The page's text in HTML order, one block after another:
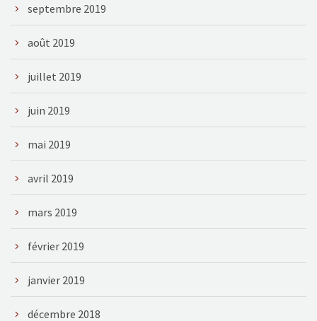
septembre 2019
août 2019
juillet 2019
juin 2019
mai 2019
avril 2019
mars 2019
février 2019
janvier 2019
décembre 2018